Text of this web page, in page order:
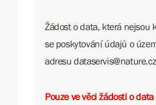
Žádost o data, která nejsou
se poskytování údajů o
adresu
Pouze ve věci žádosti o